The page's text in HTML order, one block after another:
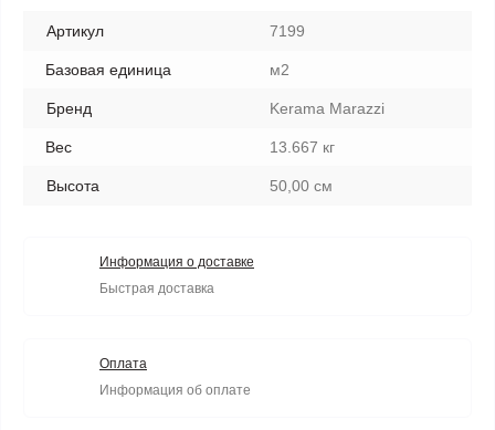
Артикул 7199
Базовая единица м2
Бренд Kerama Marazzi
Вес 13.667 кг
Высота 50,00 см
Информация о доставке
Быстрая доставка
Оплата
Информация об оплате